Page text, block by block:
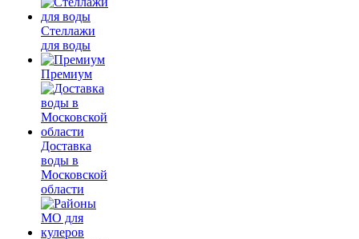
Стеллажи
для воды
Премиум
Доставка
воды в
Московской
области